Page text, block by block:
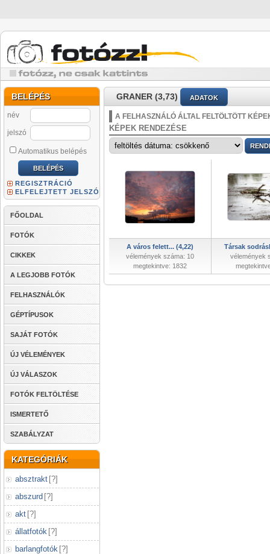
BELÉPÉS
név
jelszó
Automatikus belépés
REGISZTRÁCIÓ
ELFELEJTETT JELSZÓ
FŐOLDAL
FOTÓK
CIKKEK
A LEGJOBB FOTÓK
FELHASZNÁLÓK
GÉPTÍPUSOK
SAJÁT FOTÓK
ÚJ VÉLEMÉNYEK
ÚJ VÁLASZOK
FOTÓK FELTÖLTÉSE
ISMERTETŐ
SZABÁLYZAT
KATEGÓRIÁK
absztrakt [?]
abszurd [?]
akt [?]
állatfotók [?]
barlangfotók [?]
GRANER (3,73) ADATOK
A FELHASZNÁLÓ ÁLTAL FELTÖLTÖTT
KÉPEK RENDEZÉSE
A város felett... (4,22)
vélemények száma: 10
megtekintve: 1832
Társak
vélemények